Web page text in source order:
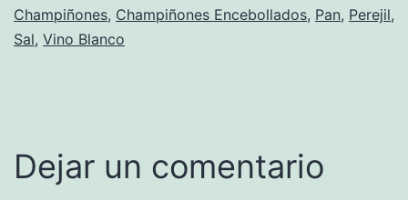
Champiñones, Champiñones Encebollados, Pan, Perejil,
Sal, Vino Blanco
Dejar un comentario